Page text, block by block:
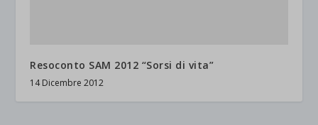
Resoconto SAM 2012 “Sorsi di vita”
14 Dicembre 2012